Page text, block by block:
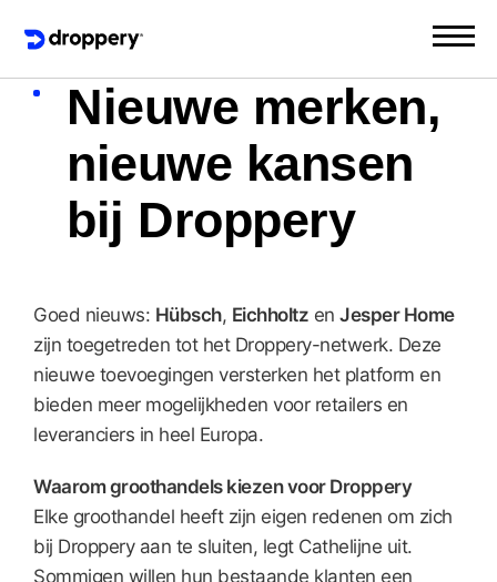
Nieuwe merken,
nieuwe kansen
bij Droppery
Goed nieuws: Hübsch, Eichholtz en Jesper Home
zijn toegetreden tot het Droppery-netwerk. Deze
nieuwe toevoegingen versterken het platform en
bieden meer mogelijkheden voor retailers en
leveranciers in heel Europa.
Waarom groothandels kiezen voor Droppery
Elke groothandel heeft zijn eigen redenen om zich
bij Droppery aan te sluiten, legt Cathelijne uit.
Sommigen willen hun bestaande klanten een